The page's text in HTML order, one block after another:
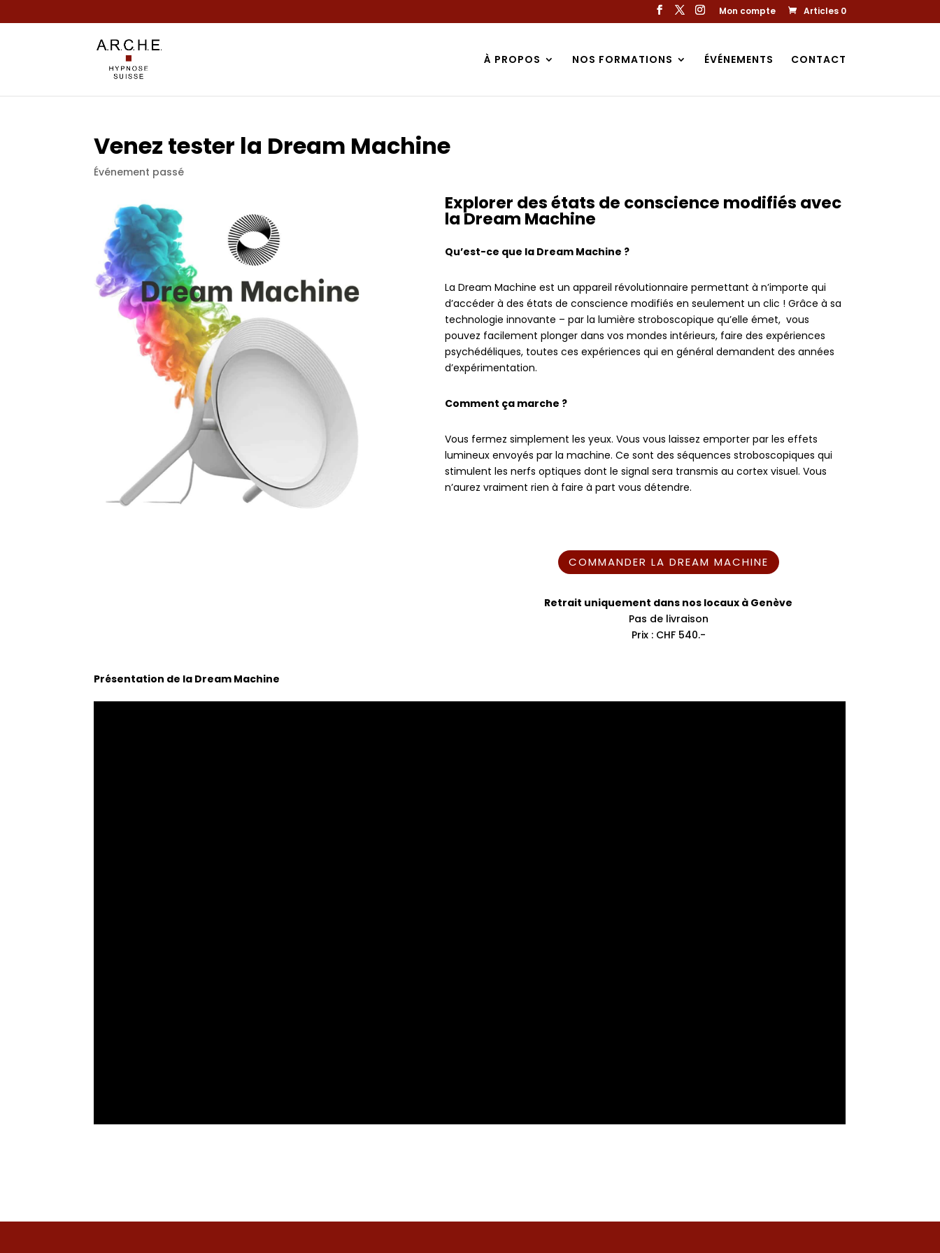
Mon compte Articles 0
À PROPOS NOS FORMATIONS ÉVÉNEMENTS CONTACT
Venez tester la Dream Machine
Événement passé
Explorer des états de conscience modifiés avec
la Dream Machine
Qu’est-ce que la Dream Machine ?
La Dream Machine est un appareil révolutionnaire permettant à n’importe qui
d’accéder à des états de conscience modifiés en seulement un clic ! Grâce à sa
technologie innovante – par la lumière stroboscopique qu’elle émet, vous
pouvez facilement plonger dans vos mondes intérieurs, faire des expériences
psychédéliques, toutes ces expériences qui en général demandent des années
d’expérimentation.
Comment ça marche ?
Vous fermez simplement les yeux. Vous vous laissez emporter par les effets
lumineux envoyés par la machine. Ce sont des séquences stroboscopiques qui
stimulent les nerfs optiques dont le signal sera transmis au cortex visuel. Vous
n’aurez vraiment rien à faire à part vous détendre.
COMMANDER LA DREAM MACHINE
Retrait uniquement dans nos locaux à Genève
Pas de livraison
Prix : CHF 540.-
Présentation de la Dream Machine